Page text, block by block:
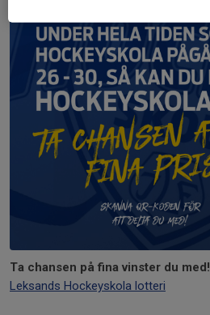
Ta chansen på fina vinster du med!
Leksands Hockeyskola lotteri